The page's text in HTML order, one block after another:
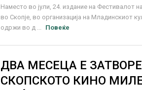
Наместо во јули, 24. издание на Фестивалот
во Скопје, во организација на Младинскиот
одржи во д ...
Повеќе
ДВА МЕСЕЦА Е
СКОПСКОТО КИНО